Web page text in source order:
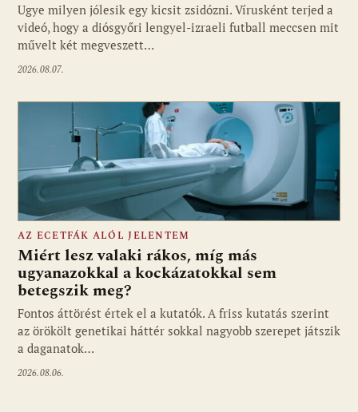
Ugye milyen jólesik egy kicsit zsidózni. Vírusként terjed a
videó, hogy a diósgyőri lengyel-izraeli futball meccsen mit
művelt két megveszett…
2026.08.07.
AZ ECETFÁK ALÓL JELENTEM
Miért lesz valaki rákos, míg más
ugyanazokkal a kockázatokkal sem
betegszik meg?
Fontos áttörést értek el a kutatók. A friss kutatás szerint
az örökölt genetikai háttér sokkal nagyobb szerepet játszik
a daganatok…
2026.08.06.